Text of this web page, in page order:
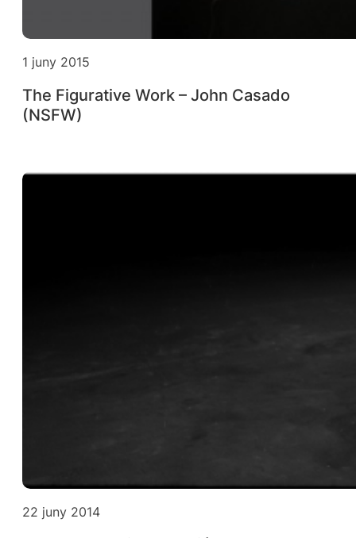
1 juny 2015
The Figurative Work – John Casado
(NSFW)
22 juny 2014